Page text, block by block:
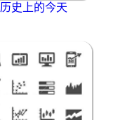
历史上的今天